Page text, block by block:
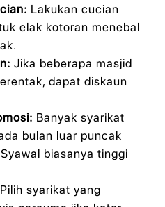
Lakukan cucian
elak kotoran menebal
Jika beberapa masjid
dapat diskaun
Banyak syarikat
bulan luar puncak
biasanya tinggi
Pilih syarikat yang